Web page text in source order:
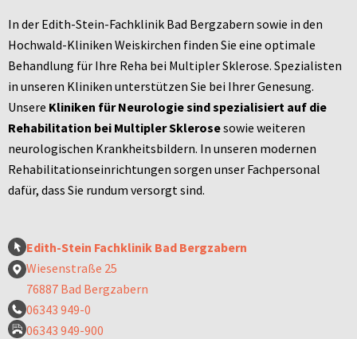
In der Edith-Stein-Fachklinik Bad Bergzabern sowie in den
Hochwald-Kliniken Weiskirchen finden Sie eine optimale
Behandlung für Ihre Reha bei Multipler Sklerose. Spezialisten
in unseren Kliniken unterstützen Sie bei Ihrer Genesung.
Unsere Kliniken für Neurologie sind spezialisiert auf die
Rehabilitation bei Multipler Sklerosesowie weiteren
neurologischen Krankheitsbildern. In unseren modernen
Rehabilitationseinrichtungen sorgen unser Fachpersonal
dafür, dass Sie rundum versorgt sind.
Edith-Stein Fachklinik Bad Bergzabern
Wiesenstraße 25
76887 Bad Bergzabern
06343 949-0
06343 949-900